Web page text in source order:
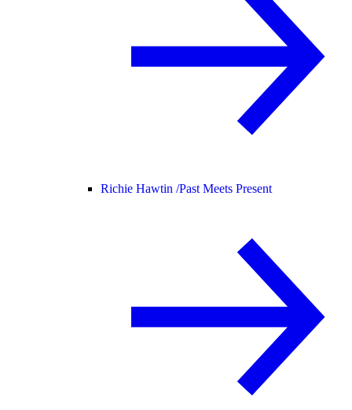
Richie Hawtin /Past Meets Present